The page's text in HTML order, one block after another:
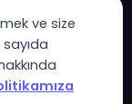
• Tüm Hakları
ve size